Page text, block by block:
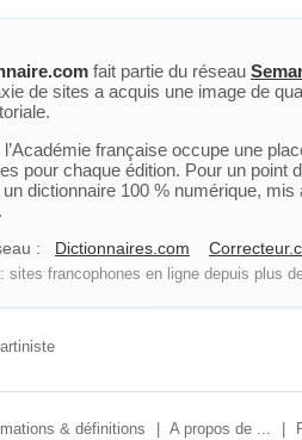
fait partie du réseau
de sites a acquis une image de
française occupe une
pour chaque édition. Pour un point
dictionnaire 100 % numérique,
: Dictionnaires.com
sites francophones en ligne depuis plus
& définitions A propos de ...